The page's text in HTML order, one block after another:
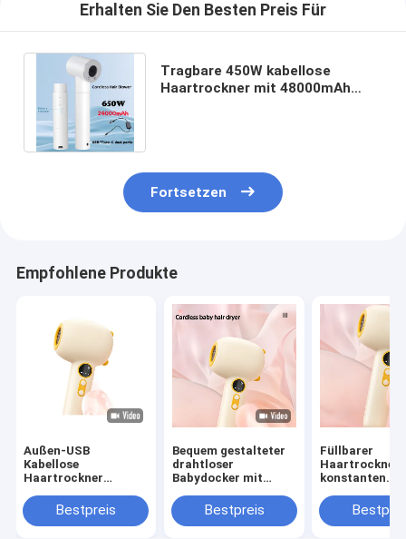
Erhalten Sie Den Besten Preis Für
Tragbare 450W kabellose
Haartrockner mit 48000mAh
Fortsetzen
Empfohlene Produkte
Außen-USB
Kabellose
Haartrockner
Haartrockner
Portable Ladung
Bestpreis
Bequem gestalteter
drahtloser
Babydocker mit
Gelb / BlauBestpreis
Füllbarer
Haartrockner
konstanten
die Haut des
schützt und